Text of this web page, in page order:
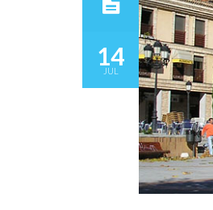
14
JUL